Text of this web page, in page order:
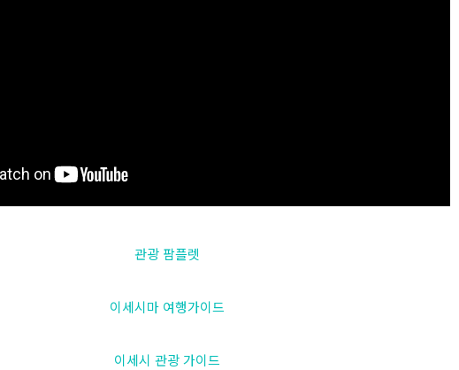
관광 팜플렛
이세시마 여행가이드
이세시 관광 가이드